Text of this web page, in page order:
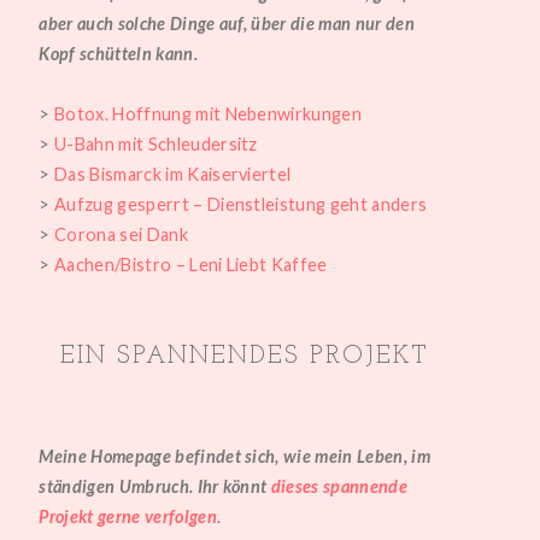
k
aber auch solche Dinge auf, über die man nur den
Kopf schütteln kann.
>Botox. Hoffnung mit Nebenwirkungen
>U-Bahn mit Schleudersitz
>Das Bismarck im Kaiserviertel
> Aufzug gesperrt – Dienstleistung geht anders
>Corona sei Dank
> Aachen/Bistro – Leni Liebt Kaffee
EIN SPANNENDES PROJEKT
Meine Homepage befindet sich, wie mein Leben, im
ständigen Umbruch. Ihr könntdieses spannende
Projekt gerne verfolgen.